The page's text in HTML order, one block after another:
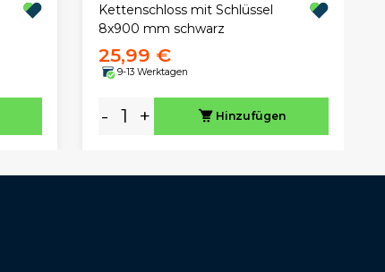
Kettenschloss mit Schlüssel
8x900 mm schwarz
25,99 €
9-13 Werktagen
- + Hinzufügen